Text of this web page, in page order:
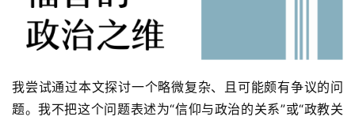
我尝试通过本文探讨一个略微复杂、且可能颇有争议的问
题。我不把这个问题表述为“信仰与政治的关系”或“政教关